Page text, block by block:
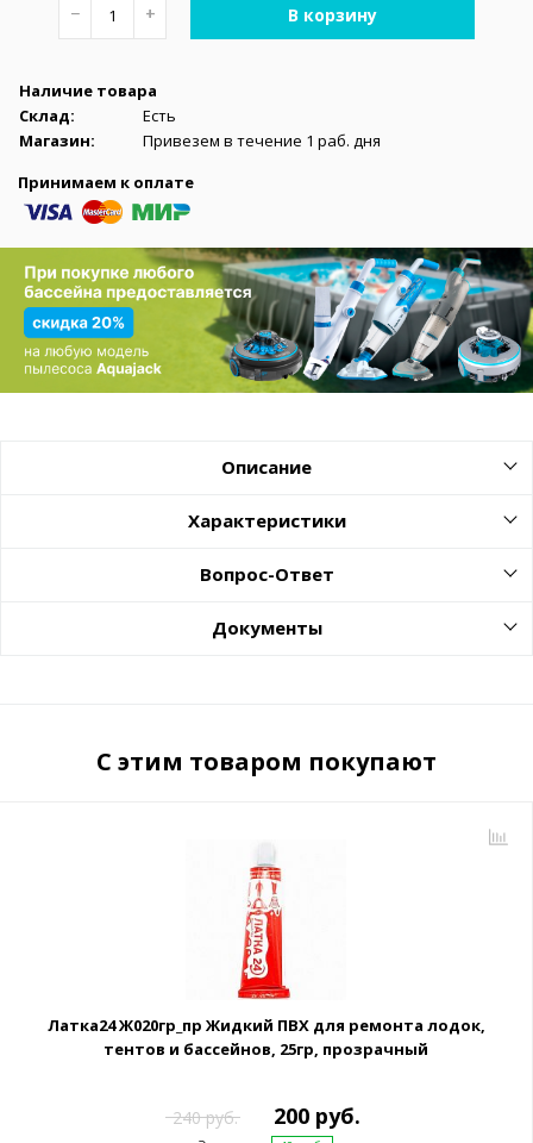
− + В корзину
Наличие товара
Склад:
Есть
Магазин:
Привезем в течение 1 раб. дня
Принимаем к оплате
Описание
Характеристики
Вопрос-Ответ
Документы
С этим товаром покупают
Латка24 Ж020гр_пр Жидкий ПВХ для ремонта лодок,
тентов и бассейнов, 25гр, прозрачный
240 руб. 200 руб.